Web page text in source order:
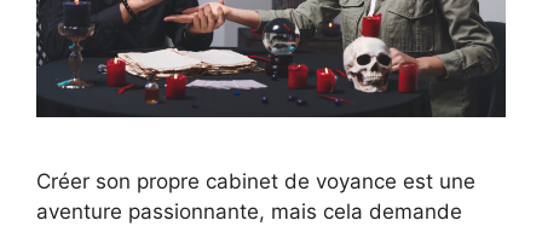
Créer son propre cabinet de voyance est une
aventure passionnante, mais cela demande